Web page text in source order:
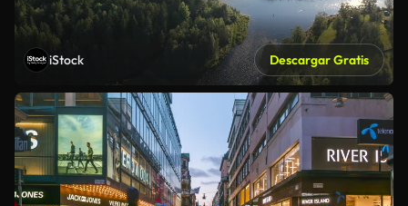
iStock Descargar Gratis